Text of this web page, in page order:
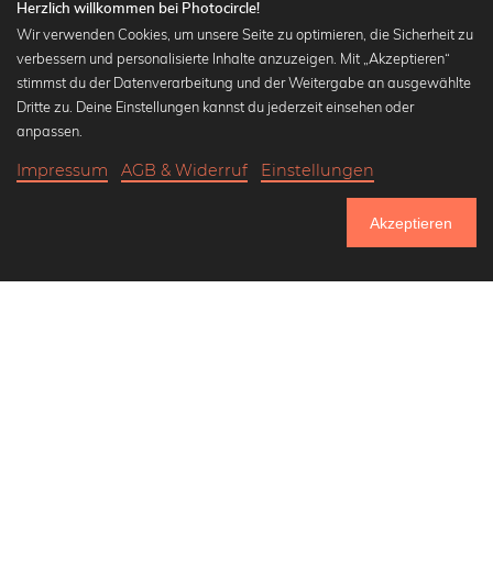
Bis Donnerstag: 20% Rabatt auf alle Bilder
Beliebte Kollektionen
Wandbilder in schwarz-weiß
Klassiker der Kunstgeschichte
Herzlich willkommen bei Photocircle!
Wir verwenden Cookies, um unsere Seite zu optimieren, die Sicherheit zu
verbessern und personalisierte Inhalte anzuzeigen. Mit „Akzeptieren“
stimmst du der Datenverarbeitung und der Weitergabe an ausgewählte
Dritte zu. Deine Einstellungen kannst du jederzeit einsehen oder
anpassen.
Impressum AGB & Widerruf Einstellungen
Akzeptieren